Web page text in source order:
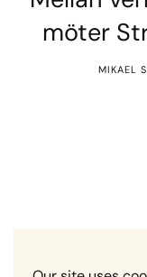
möter
MIKAEL